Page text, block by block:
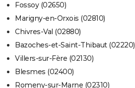
Fossoy (02650)
Marigny-en-Orxois (02810)
Chivres-Val (02880)
Bazoches-et-Saint-Thibaut (02220)
Villers-sur-Fère (02130)
Blesmes (02400)
Romeny-sur-Marne (02310)